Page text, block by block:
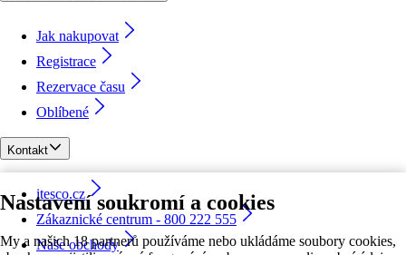
Nastavení soukromí a cookies
My a našich 18 partnerů používáme nebo ukládáme soubory cookies,
Jak nakupovat
Registrace
Rezervace času
Oblíbené
Kontakt
itesco.cz
Zákaznické centrum - 800 222 555
Naše obchody